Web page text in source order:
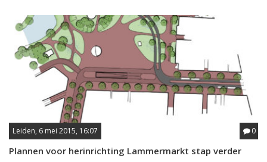
Leiden, 6 mei 2015, 16:07 0
Plannen voor herinrichting Lammermarkt stap verder